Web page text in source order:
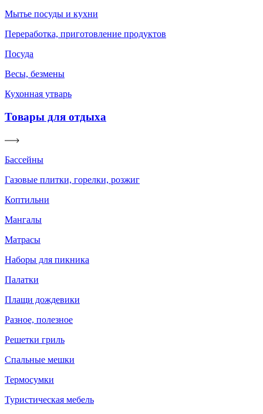
Мытье посуды и кухни
Переработка, приготовление продуктов
Посуда
Весы, безмены
Кухонная утварь
Товары для отдыха
Бассейны
Газовые плитки, горелки, розжиг
Коптильни
Мангалы
Матрасы
Наборы для пикника
Палатки
Плащи дождевики
Разное, полезное
Решетки гриль
Спальные мешки
Термосумки
Туристическая мебель